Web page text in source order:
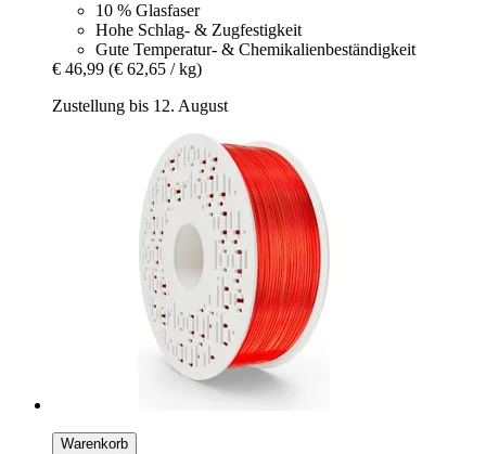
10 % Glasfaser
Hohe Schlag- & Zugfestigkeit
Gute Temperatur- & Chemikalienbeständigkeit
€ 46,99 (€ 62,65 / kg)
Zustellung bis 12. August
Warenkorb